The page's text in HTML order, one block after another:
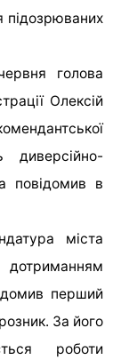
підозрюваних
голова
Олексій
диверсійно-
повідомив в
міста
перший
За його
роботи